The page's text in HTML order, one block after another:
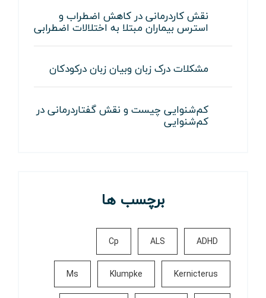
نقش کاردرمانی در کاهش اضطراب و
استرس بیماران مبتلا به اختلالات اضطرابی
مشکلات درک زبان وبیان زبان درکودکان
کم‌شنوایی چیست و نقش گفتاردرمانی در
کم‌شنوایی
برچسب ها
ADHD
ALS
Cp
Kernicterus
Klumpke
Ms